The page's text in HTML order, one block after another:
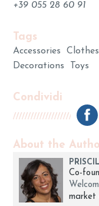
+39 055 28 60 91
Tags
Accessories Clothes
Decorations
Toys
Condividi
About the
Co-
market